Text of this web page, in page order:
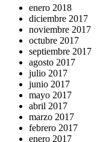
enero 2018
diciembre 2017
noviembre 2017
octubre 2017
septiembre 2017
agosto 2017
julio 2017
junio 2017
mayo 2017
abril 2017
marzo 2017
febrero 2017
enero 2017